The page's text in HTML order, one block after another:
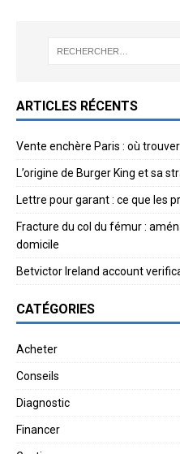
ARTICLES RÉCENTS
Vente enchère Paris : où
L’origine de Burger King et sa
Lettre pour garant : ce que les
Fracture du col du fémur :
domicile
Betvictor Ireland account
CATÉGORIES
Acheter
Conseils
Diagnostic
Financer